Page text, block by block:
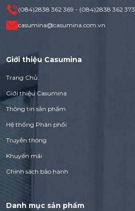
(084)2838 362 369 - (084)2838 362 373
casumina@casumina.com.vn
Giới thiệu Casumina
Trang Chủ
Giới thiệu Casumina
Thông tin sản phẩm
Hệ thống Phân phối
Truyền thông
Khuyến mãi
Chính sách bảo hành
Danh mục sản phẩm